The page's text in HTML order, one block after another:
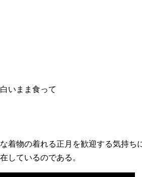
いまま食って
着物の着れる正月を歓迎する気持ち
しているのである。